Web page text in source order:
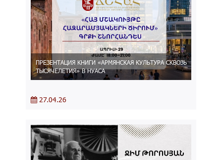
ПРЕЗЕНТАЦИЯ КНИГИ «АРМЯНСКАЯ КУЛЬТУРА СКВОЗЬ
ТЫСЯЧЕЛЕТИЯ» В НУАСА
27.04.26